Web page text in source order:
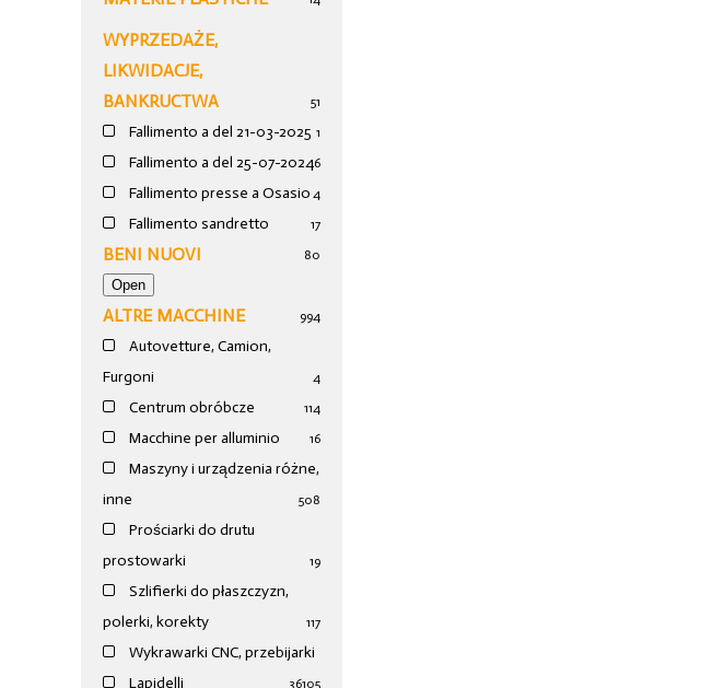
WYPRZEDAŻE,
LIKWIDACJE,
BANKRUCTWA
51
Fallimento a del 21-03-2025 1
Fallimento a del 25-07-20246
Fallimento presse a Osasio 4
Fallimento sandretto 17
BENI NUOVI 80
ALTRE MACCHINE 994
Autovetture, Camion,
Furgoni
4
Centrum obróbcze 114
Macchine per alluminio 16
Maszyny i urządzenia różne,
inne
508
Prościarki do drutu
prostowarki
19
Szlifierki do płaszczyzn,
polerki, korekty
117
Wykrawarki CNC, przebijarki
105
Lapidelli 36